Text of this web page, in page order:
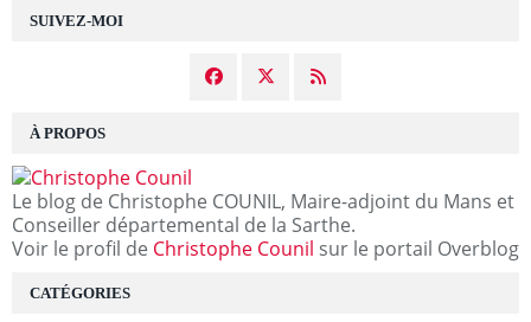
SUIVEZ-MOI
À PROPOS
Le blog de Christophe COUNIL, Maire-adjoint du Mans et
Conseiller départemental de la Sarthe.
Voir le profil de Christophe Counil sur le portail Overblog
CATÉGORIES